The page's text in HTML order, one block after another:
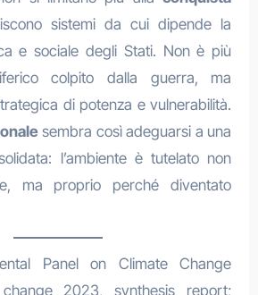
sistemi da cui dipende la
e sociale degli Stati. Non è più
colpito dalla guerra, ma
di potenza e vulnerabilità.
sembra così adeguarsi a una
l’ambiente è tutelato non
ma proprio perché diventato
Panel on Climate Change
change 2023, synthesis report;